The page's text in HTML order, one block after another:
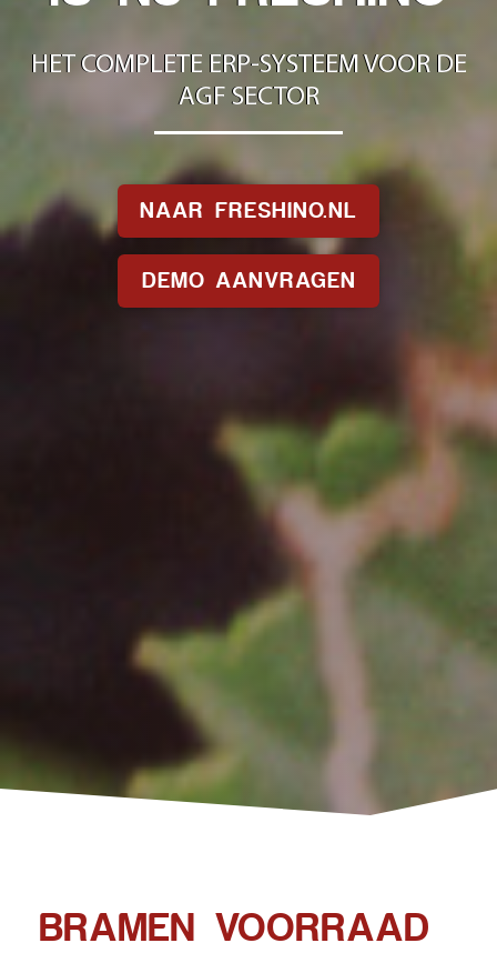
HET COMPLETE ERP-SYSTEEM VOOR DE
AGF SECTOR
NAAR FRESHINO.NL
DEMO AANVRAGEN
BRAMEN VOORRAAD